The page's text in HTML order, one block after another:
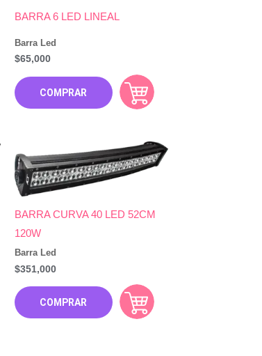
Barra Led
BARRA 6 LED LINEAL
COMPRAR
$65,000
Barra Led
BARRA CURVA 40 LED 52CM
120W
COMPRAR
$351,000